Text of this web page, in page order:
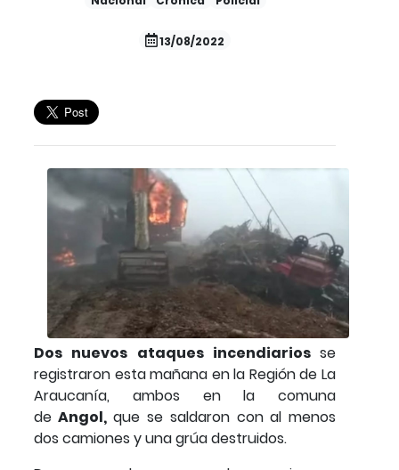
13/08/2022
Dos nuevos ataques incendiarios se
registraron esta mañana en la Región de La
Araucanía, ambos en la comuna
de Angol,que se saldaron con al menos
dos camiones y una grúa destruidos.